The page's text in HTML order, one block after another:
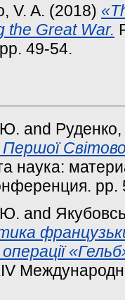
V. A. (2018)
the Great War.
49-54.
Ю. and
наука:
pp.
Ю. and